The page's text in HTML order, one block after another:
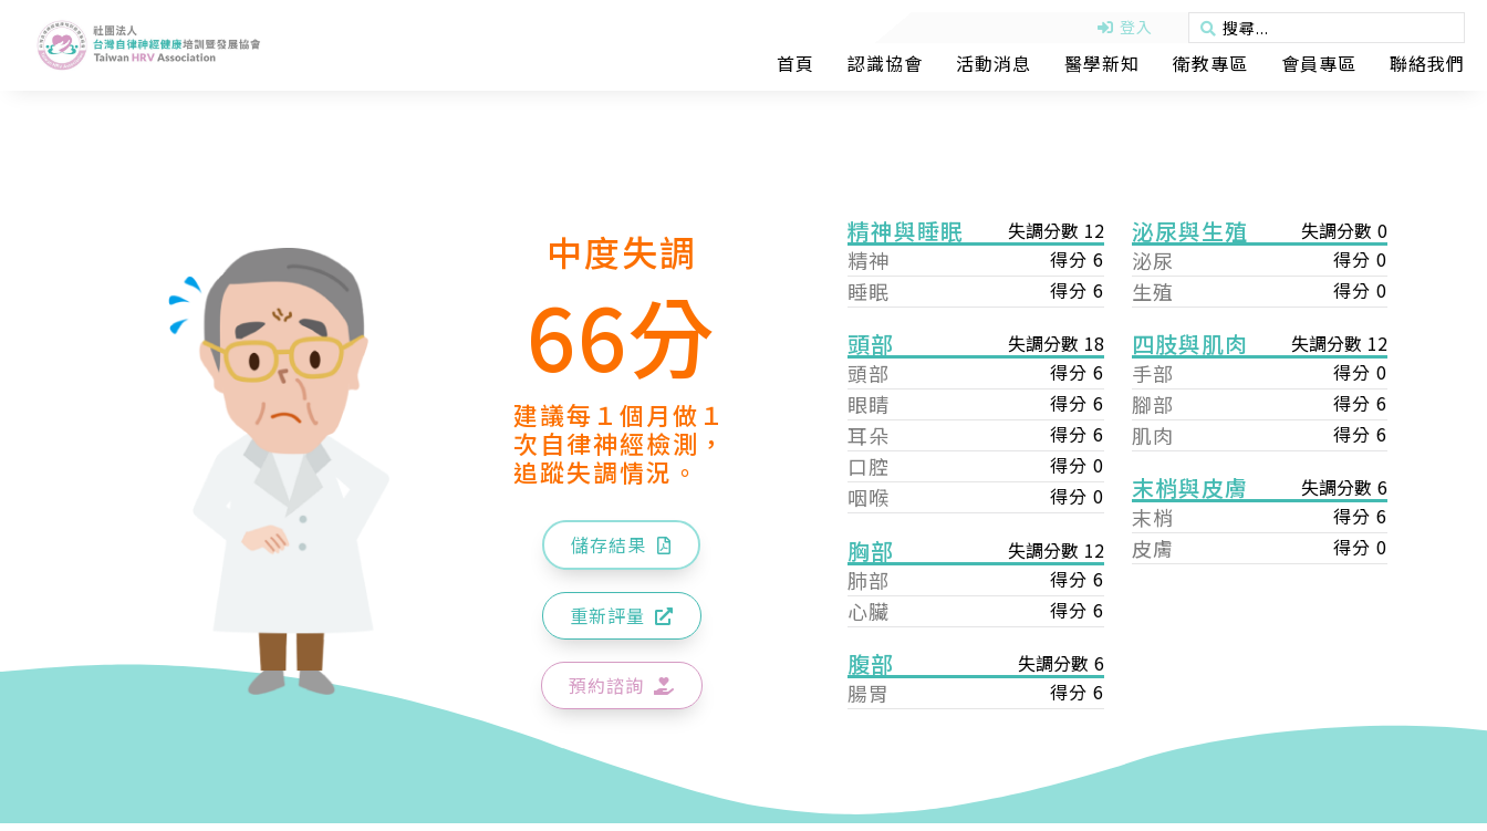
登入
首頁 認識協會 活動消息 醫學新知 衛教專區 會員專區 聯絡我們
中度失調
66分
建議每１個月做１
次自律神經檢測，
追蹤失調情況。
儲存結果
重新評量
預約諮詢
精神與睡眠 失調分數 12
精神 得分 6
睡眠 得分 6
頭部 失調分數 18
頭部 得分 6
眼睛 得分 6
耳朵 得分 6
口腔 得分 0
咽喉 得分 0
胸部 失調分數 12
肺部 得分 6
心臟 得分 6
腹部 失調分數 6
腸胃 得分 6
泌尿與生殖 失調分數 0
泌尿 得分 0
生殖 得分 0
四肢與肌肉 失調分數 12
手部 得分 0
腳部 得分 6
肌肉 得分 6
末梢與皮膚 失調分數 6
末梢 得分 6
皮膚 得分 0